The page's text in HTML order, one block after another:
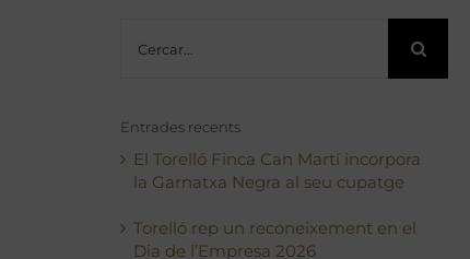
Entrades recents
El Torelló Finca Can Martí incorpora
la Garnatxa Negra al seu cupatge
Torelló rep un reconeixement en el
Dia de l’Empresa 2026